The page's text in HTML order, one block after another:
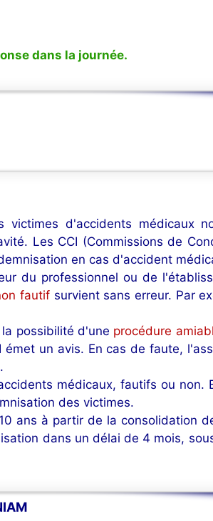
dans la journée.
victimes d'accidents médicaux
Les CCI (Commissions de
en cas d'accident
du professionnel ou de
fautifsurvient sans erreur. Par
possibilité d'une procédure
un avis. En cas de faute,
médicaux, fautifs ou non.
des victimes.
ans à partir de la consolidation
dans un délai de 4 mois,